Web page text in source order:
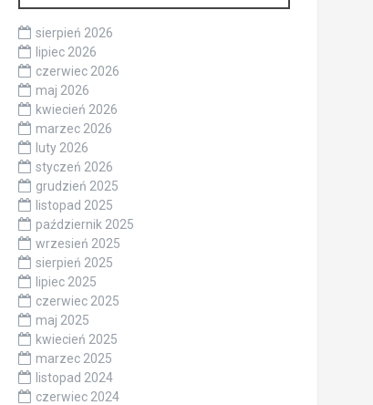
sierpień 2026
lipiec 2026
czerwiec 2026
maj 2026
kwiecień 2026
marzec 2026
luty 2026
styczeń 2026
grudzień 2025
listopad 2025
październik 2025
wrzesień 2025
sierpień 2025
lipiec 2025
czerwiec 2025
maj 2025
kwiecień 2025
marzec 2025
listopad 2024
czerwiec 2024